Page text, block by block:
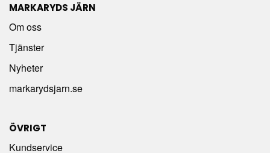
MARKARYDS JÄRN
Om oss
Tjänster
Nyheter
markarydsjarn.se
ÖVRIGT
Kundservice